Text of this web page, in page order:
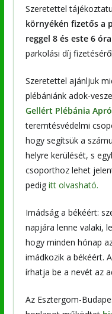
Szeretettel
környékén fizetős a
reggel 8 és este 6
parkolási díj
Szeretettel ajánljuk
plébániánk adok-
Gellért Plébánia
teremtésvédelmi
hogy segítsük a
helyre kerülését, s
csoporthoz lehet
pedig itt olvasható.
Imádság a békéért:
napjára lenne valaki,
hogy minden hónap
imádkozik a békéért.
írhatja be a nevét az
Az Esztergom-